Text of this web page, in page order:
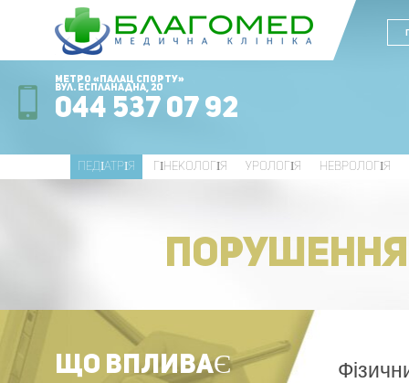
Метро «Палац Спорту»
вул. Еспланадна, 20
044 537 07 92
ПЕДІАТРІЯ ГІНЕКОЛОГІЯ УРОЛОГІЯ НЕВРОЛОГІЯ
ПОРУШЕННЯ
ЩО ВПЛИВАЄ